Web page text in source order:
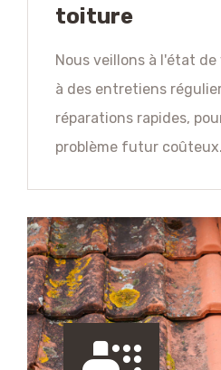
toiture
Nous veillons à l'état
à des entretiens
réparations rapides,
problème futur coûteux.